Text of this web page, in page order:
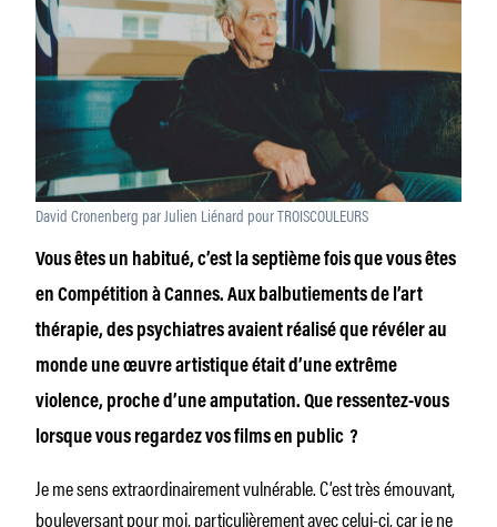
David Cronenberg par Julien Liénard pour TROISCOULEURS
Vous êtes un habitué, c’est la septième fois que vous êtes
en Compétition à Cannes. Aux balbutiements de l’art
thérapie, des psychiatres avaient réalisé que révéler au
monde une œuvre artistique était d’une extrême
violence, proche d’une amputation. Que ressentez-vous
lorsque vous regardez vos films en public ?
Je me sens extraordinairement vulnérable. C’est très émouvant,
bouleversant pour moi, particulièrement avec celui-ci, car je ne